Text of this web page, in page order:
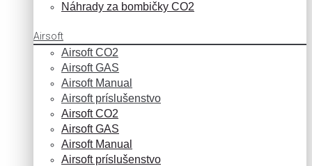
Náhrady za bombičky CO2
Airsoft
Airsoft CO2
Airsoft GAS
Airsoft Manual
Airsoft príslušenstvo
Airsoft CO2
Airsoft GAS
Airsoft Manual
Airsoft príslušenstvo